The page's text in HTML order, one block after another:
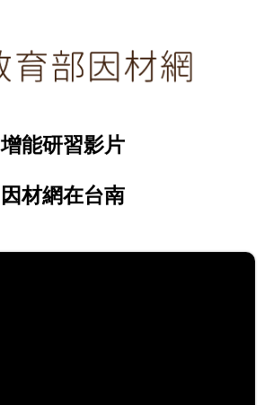
增能研習影片
因材網在台南